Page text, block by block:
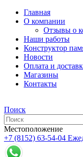
Главная
О компании
Отзывы о
Наши работы
Конструктор
Новости
Оплата и
Магазины
Контакты
Поиск
Местоположение
+7 (8152) 63-54-04